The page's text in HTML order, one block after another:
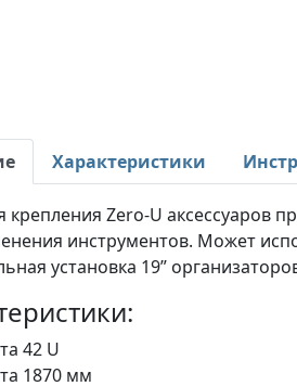
Характеристики
крепления Zero-U аксессуаров
инструментов. Может
установка 19”
42 U
1870 мм